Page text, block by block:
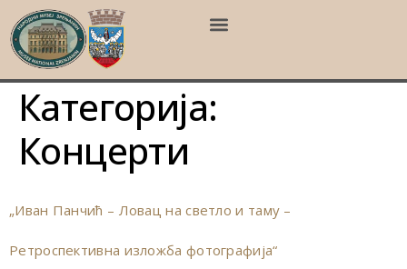
Категорија:
Концерти
„Иван Панчић – Ловац на светло и таму –
Ретроспективна изложба фотографија“